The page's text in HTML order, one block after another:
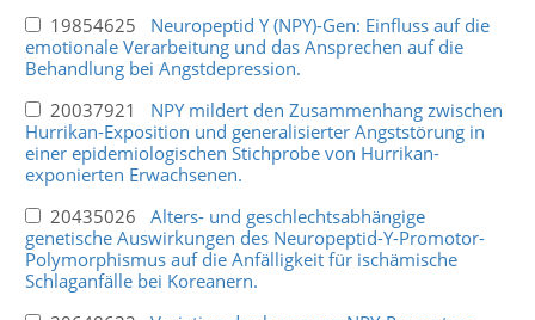
19854625 Neuropeptid Y (NPY)-Gen: Einfluss auf die
emotionale Verarbeitung und das Ansprechen auf die
Behandlung bei Angstdepression.
20037921 NPY mildert den Zusammenhang zwischen
Hurrikan-Exposition und generalisierter Angststörung in
einer epidemiologischen Stichprobe von Hurrikan-
exponierten Erwachsenen.
20435026 Alters- und geschlechtsabhängige
genetische Auswirkungen des Neuropeptid-Y-Promotor-
Polymorphismus auf die Anfälligkeit für ischämische
Schlaganfälle bei Koreanern.